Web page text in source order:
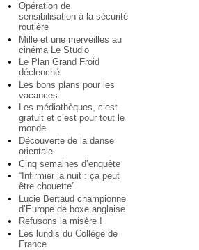
Opération de
sensibilisation à la sécurité
routière
Mille et une merveilles au
cinéma Le Studio
Le Plan Grand Froid
déclenché
Les bons plans pour les
vacances
Les médiathèques, c’est
gratuit et c’est pour tout le
monde
Découverte de la danse
orientale
Cinq semaines d’enquête
“Infirmier la nuit : ça peut
être chouette”
Lucie Bertaud championne
d’Europe de boxe anglaise
Refusons la misère !
Les lundis du Collège de
France